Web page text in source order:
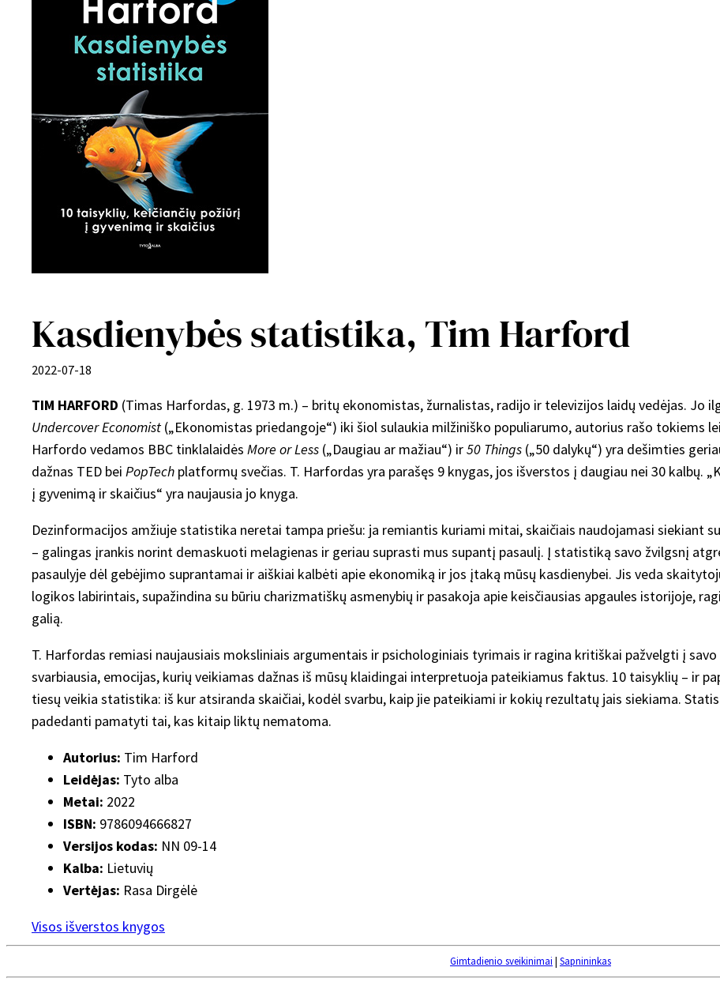
Kasdienybės statistika, Tim Harford
2022-07-18
TIM HARFORD (Timas Harfordas, g. 1973 m.) – britų ekonomistas, žurnalistas, radijo ir televizijos laidų vedėjas. Jo
Undercover Economist („Ekonomistas priedangoje“) iki šiol sulaukia milžiniško populiarumo, autorius rašo tokiems
Harfordo vedamos BBC tinklalaidės More or Less („Daugiau ar mažiau“) ir50 Things („50 dalykų“) yra dešimties
dažnas TED bei PopTech platformų svečias. T. Harfordas yra parašęs 9 knygas, jos išverstos į daugiau nei 30 kalbų.
į gyvenimą ir skaičius“ yra naujausia jo knyga.
Dezinformacijos amžiuje statistika neretai tampa priešu: ja remiantis kuriami mitai, skaičiais naudojamasi siekiant
– galingas įrankis norint demaskuoti melagienas ir geriau suprasti mus supantį pasaulį. Į statistiką savo žvilgsnį
pasaulyje dėl gebėjimo suprantamai ir aiškiai kalbėti apie ekonomiką ir jos įtaką mūsų kasdienybei. Jis veda
logikos labirintais, supažindina su būriu charizmatiškų asmenybių ir pasakoja apie keisčiausias apgaules istorijoje,
galią.
T. Harfordas remiasi naujausiais moksliniais argumentais ir psichologiniais tyrimais ir ragina kritiškai pažvelgti į
svarbiausia, emocijas, kurių veikiamas dažnas iš mūsų klaidingai interpretuoja pateikiamus faktus. 10 taisyklių – ir
tiesų veikia statistika: iš kur atsiranda skaičiai, kodėl svarbu, kaip jie pateikiami ir kokių rezultatų jais siekiama.
padedanti pamatyti tai, kas kitaip liktų nematoma.
Autorius: Tim Harford
Leidėjas: Tyto alba
Metai: 2022
ISBN: 9786094666827
Versijos kodas: NN 09-14
Kalba: Lietuvių
Vertėjas: Rasa Dirgėlė
Visos išverstos knygos
Gimtadienio sveikinimai | Sapnininkas